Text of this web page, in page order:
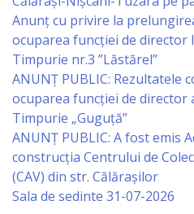
de
Colectare
a
Impozitelor
şi
Taxelor
Locale
Anunț cu privire la
ocuparea funcţiei de director
Timpurie nr.3 ”Lăstărel”
ANUNȚ PUBLIC: Rezultatele
ocuparea funcției de director
Timpurie „Guguță”
ANUNȚ PUBLIC: A fost emis
construcția Centrului de
(CAV) din str. Călărașilor
Sala de sedinte 31-07-2026